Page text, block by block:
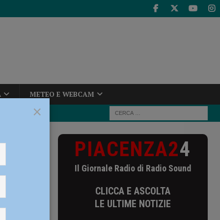
METEO E WEBCAM
il
la
PIACENZA24
Il Giornale Radio di Radio Sound
CLICCA E ASCOLTA
LE ULTIME NOTIZIE
×